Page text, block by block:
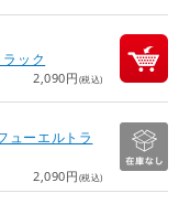
ック
2,090円(税込)
ューエルトラ
2,090円(税込)